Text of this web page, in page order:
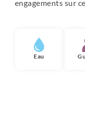
engagements sur
Eau